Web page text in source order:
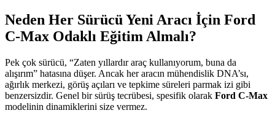
Neden Her Sürücü Yeni Aracı İçin Ford
C-Max Odaklı Eğitim Almalı?
Pek çok sürücü, “Zaten yıllardır araç kullanıyorum, buna da
alışırım” hatasına düşer. Ancak her aracın mühendislik DNA’sı,
ağırlık merkezi, görüş açıları ve tepkime süreleri parmak izi gibi
benzersizdir. Genel bir sürüş tecrübesi, spesifik olarak Ford C-Max
modelinin dinamiklerini size vermez.